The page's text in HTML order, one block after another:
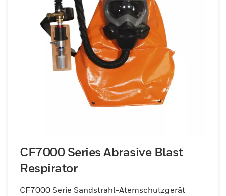
CF7000 Series Abrasive Blast
Respirator
CF7000 Serie Sandstrahl-Atemschutzgerät